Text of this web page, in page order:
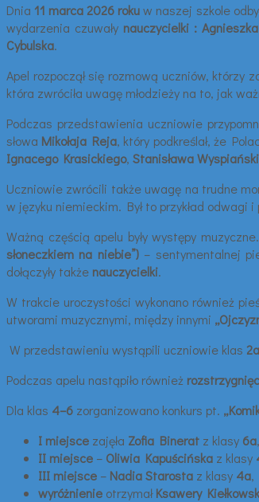
Dnia11 marca 2026 rokuw naszej szkole
wydarzenia czuwały nauczycielki :
Cybulska.
Apel rozpoczął się rozmową uczniów,
która zwróciła uwagę młodzieży na to, jak
Podczas przedstawienia uczniowie
słowa Mikołaja Reja, który podkreślał, że
Ignacego Krasickiego, Stanisława
Uczniowie zwrócili także uwagę na trudne
w języku niemieckim. Był to przykład
Ważną częścią apelu były występy
słoneczkiem na niebie”)– sentymentalnej
dołączyły także nauczycielki.
W trakcie uroczystości wykonano również
utworami muzycznymi, między innymi
W przedstawieniu wystąpili uczniowie klas
Podczas apelu nastąpiło również
Dla klas 4–6 zorganizowano konkurs pt.
I miejsce zajęła Zofia Binerat z klasy 6a,
II miejsce – Oliwia Kapuścińska z klasy
III miejsce – Nadia Starosta z klasy 4a,
wyróżnienie otrzymałKsawery